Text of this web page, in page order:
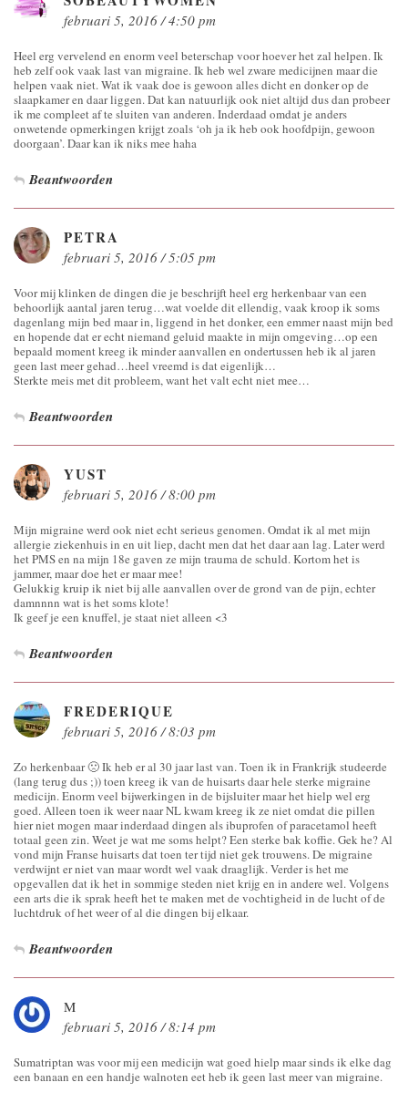
februari 5, 2016 / 4:50 pm
Heel erg vervelend en enorm veel beterschap voor hoever het zal helpen. Ik
heb zelf ook vaak last van migraine. Ik heb wel zware medicijnen maar die
helpen vaak niet. Wat ik vaak doe is gewoon alles dicht en donker op de
slaapkamer en daar liggen. Dat kan natuurlijk ook niet altijd dus dan probeer
ik me compleet af te sluiten van anderen. Inderdaad omdat je anders
onwetende opmerkingen krijgt zoals ‘oh ja ik heb ook hoofdpijn, gewoon
doorgaan’. Daar kan ik niks mee haha
Beantwoorden
PETRA
februari 5, 2016 / 5:05 pm
Voor mij klinken de dingen die je beschrijft heel erg herkenbaar van een
behoorlijk aantal jaren terug…wat voelde dit ellendig, vaak kroop ik soms
dagenlang mijn bed maar in, liggend in het donker, een emmer naast mijn bed
en hopende dat er echt niemand geluid maakte in mijn omgeving…op een
bepaald moment kreeg ik minder aanvallen en ondertussen heb ik al jaren
geen last meer gehad…heel vreemd is dat eigenlijk…
Sterkte meis met dit probleem, want het valt echt niet mee…
Beantwoorden
YUST
februari 5, 2016 / 8:00 pm
Mijn migraine werd ook niet echt serieus genomen. Omdat ik al met mijn
allergie ziekenhuis in en uit liep, dacht men dat het daar aan lag. Later werd
het PMS en na mijn 18e gaven ze mijn trauma de schuld. Kortom het is
jammer, maar doe het er maar mee!
Gelukkig kruip ik niet bij alle aanvallen over de grond van de pijn, echter
damnnnn wat is het soms klote!
Ik geef je een knuffel, je staat niet alleen <3
Beantwoorden
FREDERIQUE
februari 5, 2016 / 8:03 pm
Zo herkenbaar 🙁 Ik heb er al 30 jaar last van. Toen ik in Frankrijk studeerde
(lang terug dus ;)) toen kreeg ik van de huisarts daar hele sterke migraine
medicijn. Enorm veel bijwerkingen in de bijsluiter maar het hielp wel erg
goed. Alleen toen ik weer naar NL kwam kreeg ik ze niet omdat die pillen
hier niet mogen maar inderdaad dingen als ibuprofen of paracetamol heeft
totaal geen zin. Weet je wat me soms helpt? Een sterke bak koffie. Gek he? Al
vond mijn Franse huisarts dat toen ter tijd niet gek trouwens. De migraine
verdwijnt er niet van maar wordt wel vaak draaglijk. Verder is het me
opgevallen dat ik het in sommige steden niet krijg en in andere wel. Volgens
een arts die ik sprak heeft het te maken met de vochtigheid in de lucht of de
luchtdruk of het weer of al die dingen bij elkaar.
Beantwoorden
M
februari 5, 2016 / 8:14 pm
Sumatriptan was voor mij een medicijn wat goed hielp maar sinds ik elke dag
een banaan en een handje walnoten eet heb ik geen last meer van migraine.